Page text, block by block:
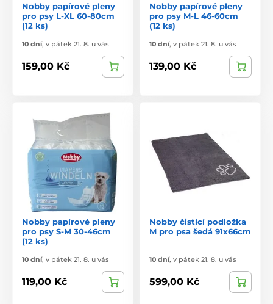
Nobby papírové pleny
pro psy L-XL 60-80cm
(12 ks)
10 dní, v pátek 21. 8. u vás
159,00 Kč
Nobby papírové pleny
pro psy M-L 46-60cm
(12 ks)
10 dní, v pátek 21. 8. u vás
139,00 Kč
Nobby papírové pleny
pro psy S-M 30-46cm
(12 ks)
10 dní, v pátek 21. 8. u vás
119,00 Kč
Nobby čistící podložka
M pro psa šedá 91x66cm
10 dní, v pátek 21. 8. u vás
599,00 Kč